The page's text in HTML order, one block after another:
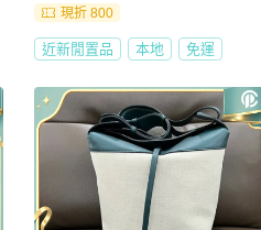
現折 800
近新閒置品 本地 免運